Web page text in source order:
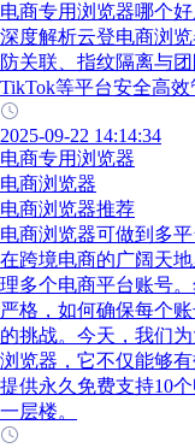
电商专用浏览器哪个
深度解析云登电商浏
防关联、指纹隔离与
TikTok等平台安全高
2025-09-22 14:14:34
电商专用浏览器
电商浏览器
电商浏览器推荐
电商浏览器可做到多
在跨境电商的广阔天
理多个电商平台账号
严格，如何确保每个
的挑战。今天，我们
浏览器，它不仅能够
提供永久免费支持10
一层楼。